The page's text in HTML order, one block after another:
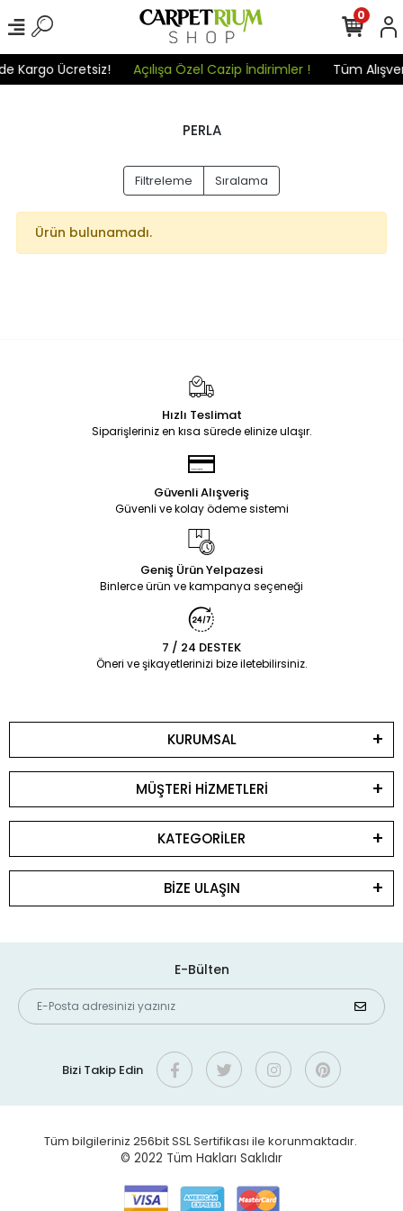
Kargo Ücretsiz! Açılışa Özel Cazip İndirimler ! Tüm
0
PERLA
Filtreleme Sıralama
Ürün bulunamadı.
Hızlı Teslimat
Siparişleriniz en kısa sürede elinize ulaşır.
Güvenli Alışveriş
Güvenli ve kolay ödeme sistemi
Geniş Ürün Yelpazesi
Binlerce ürün ve kampanya seçeneği
7 / 24 DESTEK
Öneri ve şikayetlerinizi bize iletebilirsiniz.
KURUMSAL
MÜŞTERİ HİZMETLERİ
KATEGORİLER
BİZE ULAŞIN
E-Bülten
Bizi Takip Edin
Tüm bilgileriniz 256bit SSL Sertifikası ile korunmaktadır.
© 2022 Tüm Hakları Saklıdır